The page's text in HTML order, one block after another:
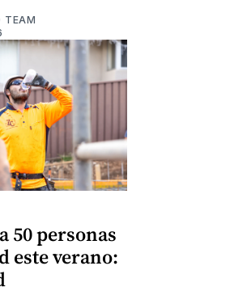
TEAM
50 personas
este verano: